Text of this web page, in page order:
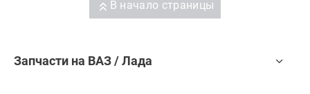
В начало страницы
Запчасти на ВАЗ / Лада